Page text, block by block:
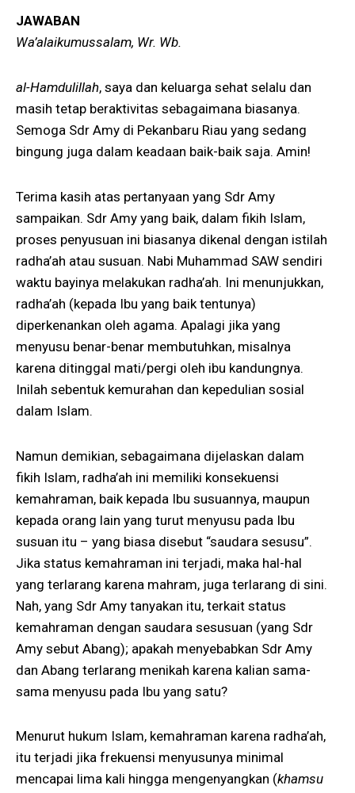
JAWABAN
Wa’alaikumussalam, Wr. Wb.
al-Hamdulillah, saya dan keluarga sehat selalu dan
masih tetap beraktivitas sebagaimana biasanya.
Semoga Sdr Amy di Pekanbaru Riau yang sedang
bingung juga dalam keadaan baik-baik saja. Amin!
Terima kasih atas pertanyaan yang Sdr Amy
sampaikan. Sdr Amy yang baik, dalam fikih Islam,
proses penyusuan ini biasanya dikenal dengan istilah
radha’ah atau susuan. Nabi Muhammad SAW sendiri
waktu bayinya melakukan radha’ah. Ini menunjukkan,
radha’ah (kepada Ibu yang baik tentunya)
diperkenankan oleh agama. Apalagi jika yang
menyusu benar-benar membutuhkan, misalnya
karena ditinggal mati/pergi oleh ibu kandungnya.
Inilah sebentuk kemurahan dan kepedulian sosial
dalam Islam.
Namun demikian, sebagaimana dijelaskan dalam
fikih Islam, radha’ah ini memiliki konsekuensi
kemahraman, baik kepada Ibu susuannya, maupun
kepada orang lain yang turut menyusu pada Ibu
susuan itu – yang biasa disebut “saudara sesusu”.
Jika status kemahraman ini terjadi, maka hal-hal
yang terlarang karena mahram, juga terlarang di sini.
Nah, yang Sdr Amy tanyakan itu, terkait status
kemahraman dengan saudara sesusuan (yang Sdr
Amy sebut Abang); apakah menyebabkan Sdr Amy
dan Abang terlarang menikah karena kalian sama-
sama menyusu pada Ibu yang satu?
Menurut hukum Islam, kemahraman karena radha’ah,
itu terjadi jika frekuensi menyusunya minimal
mencapai lima kali hingga mengenyangkan (khamsu